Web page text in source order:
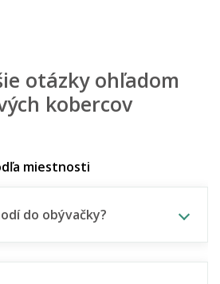
otázky ohľadom
kobercov
miestnosti
do obývačky?